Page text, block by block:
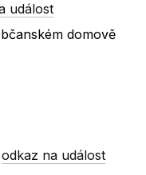
událost
domově
odkaz na událost